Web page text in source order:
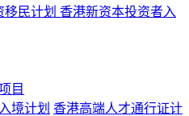
移民计划 香港新资本投资者入
目
境计划 香港高端人才通行证计